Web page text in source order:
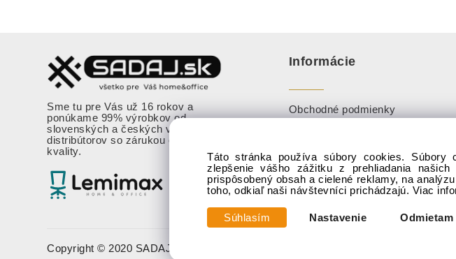
Sme tu pre Vás už 16 rokov a
ponúkame 99% výrobkov od
slovenských a českých výrobcov a
distribútorov so zárukou overenej
kvality.
Informácie
Obchodné podmienky
Vzorkovníky
Oznámenie Slov. inšpekcie k
nebezpečnému výrobku
Copyright © 2020 SADAJ.SK, Všetky práva vyhradené
Táto stránka používa súbory cookies. Súbory
zlepšenie vášho zážitku z prehliadania
prispôsobený obsah a cielené reklamy, na
toho, odkiaľ naši návštevníci prichádzajú. Viac
Súhlasím Nastavenie Odmietam